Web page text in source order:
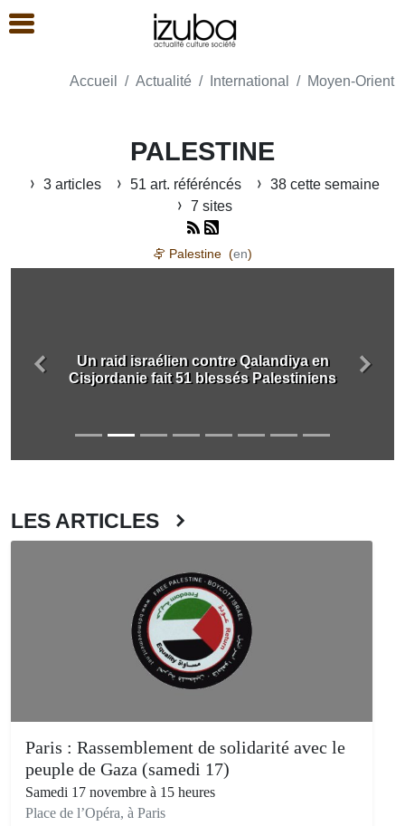
Accueil Actualité International Moyen-Orient
PALESTINE
3 articles 51 art. référéncés
38 cette semaine
7 sites
Palestine (en)
Un raid israélien contre Qalandiya en
Cisjordanie fait 51 blessés Palestiniens
Précédent
LES ARTICLES
Paris : Rassemblement de solidarité avec le
peuple de Gaza (samedi 17)
Samedi 17 novembre à 15 heures
Place de l’Opéra, à Paris